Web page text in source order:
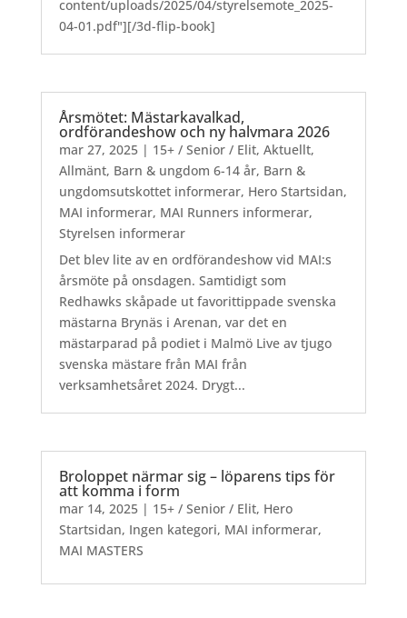
content/uploads/2025/04/styrelsemote_2025-
04-01.pdf"][/3d-flip-book]
Årsmötet: Mästarkavalkad,
ordförandeshow och ny halvmara 2026
mar 27, 2025| 15+ / Senior / Elit, Aktuellt,
Allmänt, Barn & ungdom 6-14 år, Barn &
ungdomsutskottet informerar, Hero Startsidan,
MAI informerar, MAI Runners informerar,
Styrelsen informerar
Det blev lite av en ordförandeshow vid MAI:s
årsmöte på onsdagen. Samtidigt som
Redhawks skåpade ut favorittippade svenska
mästarna Brynäs i Arenan, var det en
mästarparad på podiet i Malmö Live av tjugo
svenska mästare från MAI från
verksamhetsåret 2024. Drygt...
Broloppet närmar sig – löparens tips för
att komma i form
mar 14, 2025| 15+ / Senior / Elit, Hero
Startsidan, Ingen kategori, MAI informerar,
MAI MASTERS